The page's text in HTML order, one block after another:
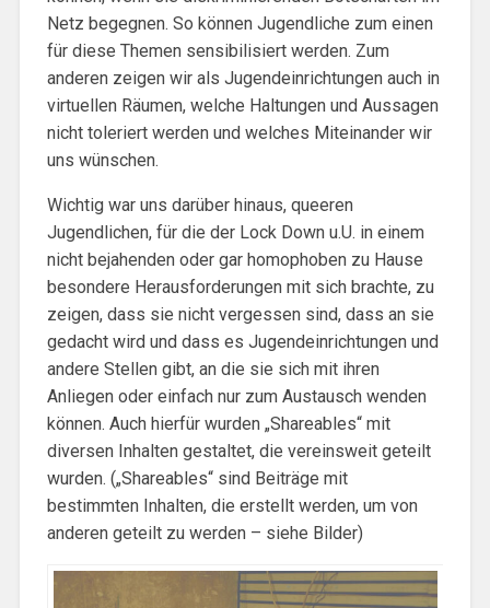
Netz begegnen. So können Jugendliche zum einen
für diese Themen sensibilisiert werden. Zum
anderen zeigen wir als Jugendeinrichtungen auch in
virtuellen Räumen, welche Haltungen und Aussagen
nicht toleriert werden und welches Miteinander wir
uns wünschen.
Wichtig war uns darüber hinaus, queeren
Jugendlichen, für die der Lock Down u.U. in einem
nicht bejahenden oder gar homophoben zu Hause
besondere Herausforderungen mit sich brachte, zu
zeigen, dass sie nicht vergessen sind, dass an sie
gedacht wird und dass es Jugendeinrichtungen und
andere Stellen gibt, an die sie sich mit ihren
Anliegen oder einfach nur zum Austausch wenden
können. Auch hierfür wurden „Shareables“ mit
diversen Inhalten gestaltet, die vereinsweit geteilt
wurden. („Shareables“ sind Beiträge mit
bestimmten Inhalten, die erstellt werden, um von
anderen geteilt zu werden – siehe Bilder)